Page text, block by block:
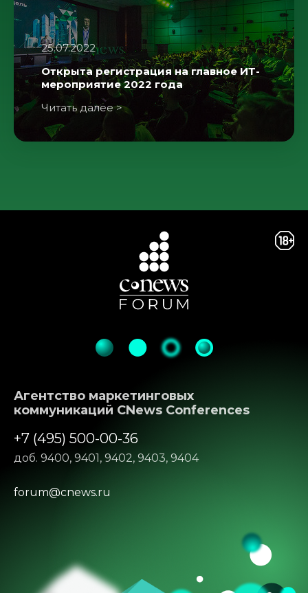
25.07.2022
Открыта регистрация на главное ИТ-
мероприятие 2022 года
Читать далее >
Агентство маркетинговых
коммуникаций CNews Conferences
+7 (495) 500-00-36
доб. 9400, 9401, 9402, 9403, 9404
forum@cnews.ru